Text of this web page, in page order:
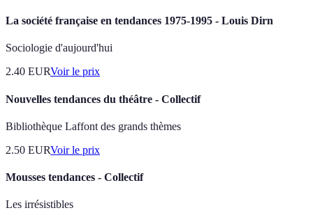
La société française en tendances 1975-1995 - Louis Dirn
Sociologie d'aujourd'hui
2.40 EURVoir le prix
Nouvelles tendances du théâtre - Collectif
Bibliothèque Laffont des grands thèmes
2.50 EURVoir le prix
Mousses tendances - Collectif
Les irrésistibles